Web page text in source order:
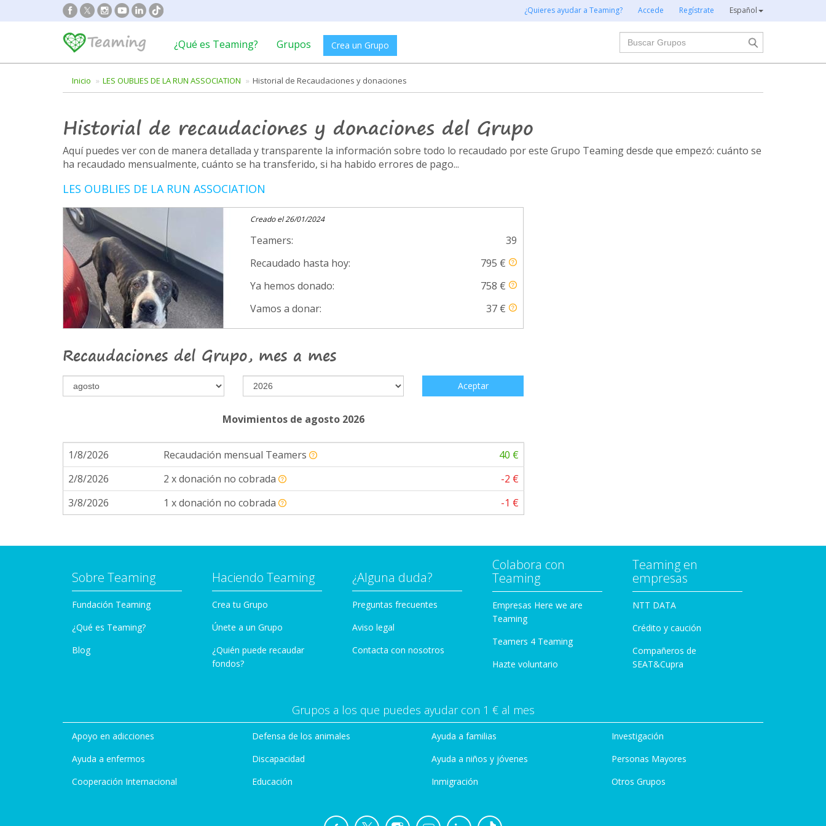
¿Quieres ayudar a Teaming? Accede Regístrate Español
¿Qué es Teaming? Grupos Crea un Grupo
Buscar
Inicio LES OUBLIES DE LA RUN ASSOCIATION Historial de Recaudaciones y donaciones
Historial de recaudaciones y donaciones del Grupo
Aquí puedes ver con de manera detallada y transparente la información sobre todo lo recaudado por este Grupo Teaming desde que empezó: cuánto se
ha recaudado mensualmente, cuánto se ha transferido, si ha habido errores de pago...
LES OUBLIES DE LA RUN ASSOCIATION
Creado el 26/01/2024
Teamers:
39
Recaudado hasta hoy:
795 €
Ya hemos donado:
758 €
Vamos a donar:
37 €
Recaudaciones del Grupo, mes a mes
Aceptar
Movimientos de agosto 2026
1/8/2026 Recaudación mensual Teamers
40 €
2/8/2026
2 x donación no cobrada
-2 €
3/8/2026
1 x donación no cobrada -1 €
Sobre Teaming
Fundación Teaming
¿Qué es Teaming?
Blog
Haciendo Teaming
Crea tu Grupo
Únete a un Grupo
¿Quién puede recaudar
fondos?
¿Alguna duda?
Preguntas frecuentes
Aviso legal
Contacta con nosotros
Colabora con
Teaming
Empresas Here we are
Teaming
Teamers 4 Teaming
Hazte voluntario
Teaming en
empresas
NTT DATA
Crédito y caución
Compañeros de
SEAT&Cupra
Grupos a los que puedes ayudar con 1 € al mes
Apoyo en adicciones
Ayuda a enfermos
Cooperación Internacional
Defensa de los animales
Discapacidad
Educación
Ayuda a familias
Ayuda a niños y jóvenes
Inmigración
Investigación
Personas Mayores
Otros Grupos